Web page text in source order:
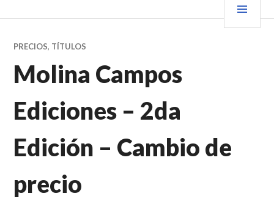
al VENDER+LIBROS NOTICIAS
PRECIOS, TÍTULOS
Molina Campos
Ediciones – 2da
Edición – Cambio de
precio